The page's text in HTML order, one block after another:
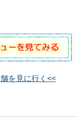
を見に行く<<